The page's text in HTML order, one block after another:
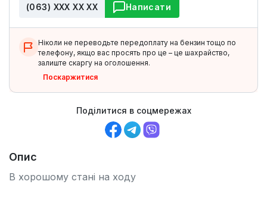
(063) ХХХ ХХ ХХ Написати
Ніколи не переводьте передоплату на бензин тощо по
телефону, якщо вас просять про це – це шахрайство,
залиште скаргу на оголошення.
Поскаржитися
Поділитися в соцмережах
Опис
В хорошому стані на ходу